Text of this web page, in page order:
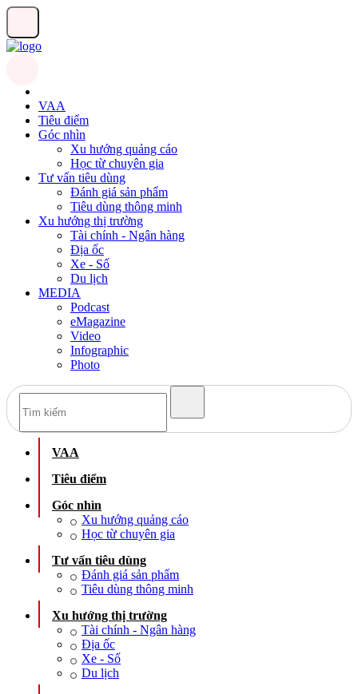
VAA
Tiêu điểm
Góc nhìn
Xu hướng quảng cáo
Học từ chuyên gia
Tư vấn tiêu dùng
Đánh giá sản phẩm
Tiêu dùng thông minh
Xu hướng thị trường
Tài chính - Ngân hàng
Địa ốc
Xe - Số
Du lịch
MEDIA
Podcast
eMagazine
Video
Infographic
Photo
VAA
Tiêu điểm
Góc nhìn
Xu hướng quảng cáo
Học từ chuyên gia
Tư vấn tiêu dùng
Đánh giá sản phẩm
Tiêu dùng thông minh
Xu hướng thị trường
Tài chính - Ngân hàng
Địa ốc
Xe - Số
Du lịch